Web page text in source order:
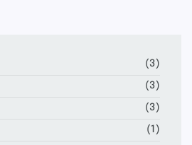
(3)
(3)
(3)
(1)